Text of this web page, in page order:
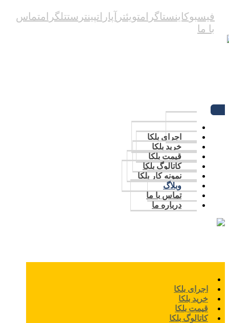
فیسبوکاینستاگرامتویئتر آپاراتپینترستتلگرامتماس
با ما
اجرای بلکا
خرید بلکا
قیمت بلکا
کاتالوگ بلکا
نمونه کار بلکا
وبلاگ
تماس با ما
درباره ما
اجرای بلکا
خرید بلکا
قیمت بلکا
کاتالوگ بلکا